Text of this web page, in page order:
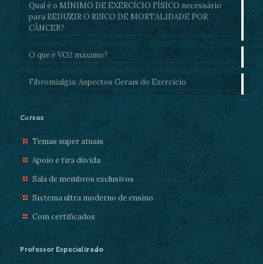
Qual é o MÍNIMO DE EXERCÍCIO FÍSICO necessário
para REDUZIR O RISCO DE MORTALIDADE POR
CÂNCER?
O que é VO2 máximo?
Fibromialgia: Aspectos Gerais do Exercício
Cursos
Temas super atuais
Apoio e tira dúvida
Sala de membros exclusivos
Sistema ultra moderno de ensino
Com certificados
Professor Especializado